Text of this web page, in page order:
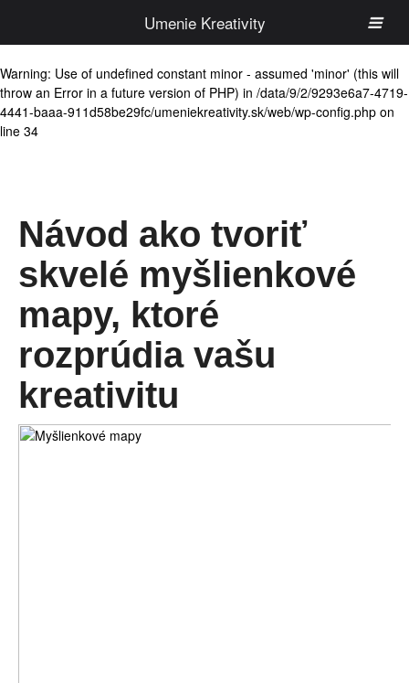
Warning: Use of undefined constant minor - assumed 'minor' (this will
throw an Error in a future version of PHP) in /data/9/2/9293e6a7-4719-
4441-baaa-911d58be29fc/umeniekreativity.sk/web/wp-config.php on
line 34
Návod ako tvoriť
skvelé myšlienkové
mapy, ktoré
rozprúdia vašu
kreativitu
Umenie Kreativity